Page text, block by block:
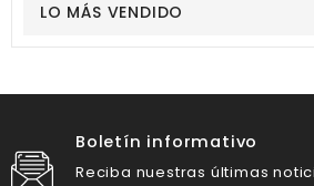
LO MÁS VENDIDO
Boletín informativo
Reciba nuestras últimas